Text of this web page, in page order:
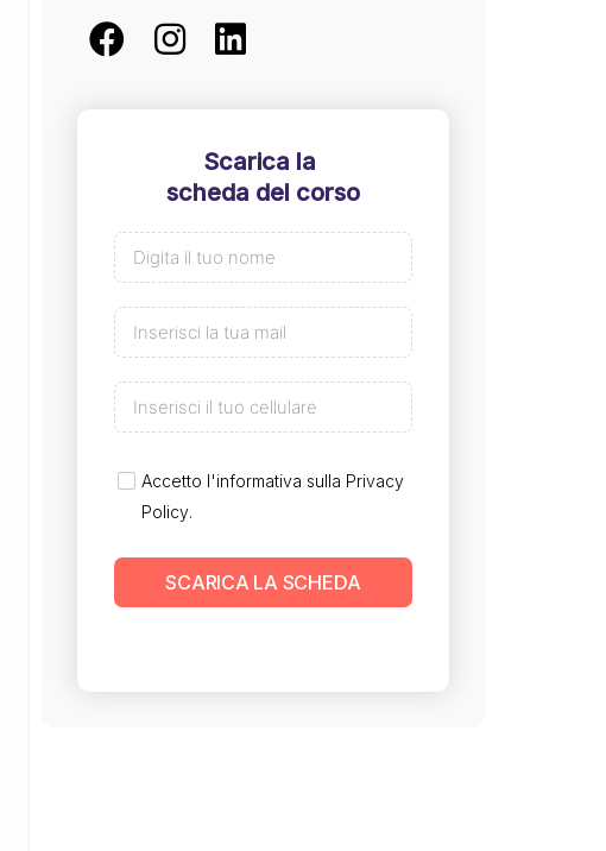
Scarica la
scheda del corso
Accetto l'informativa sulla Privacy
Policy.
SCARICA LA SCHEDA